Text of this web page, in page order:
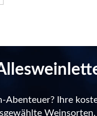
Abenteuer? Ihre